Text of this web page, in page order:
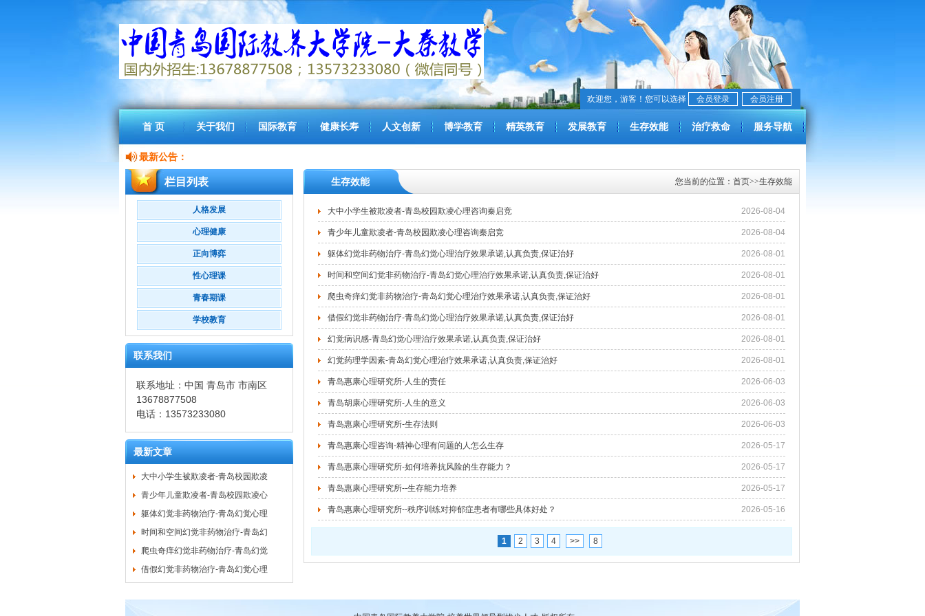
会员注册
会员登录
欢迎您，游客！您可以选择
首 页 关于我们 国际教育 健康长寿 人文创新 博学教育 精英教育 发展教育 生存效能 治疗救命 服务导航
最新公告：
栏目列表
人格发展
心理健康
正向博弈
性心理课
青春期课
学校教育
联系我们
联系地址：中国 青岛市 市南区
13678877508
电话：13573233080
最新文章
大中小学生被欺凌者-青岛校园欺凌
青少年儿童欺凌者-青岛校园欺凌心
躯体幻觉非药物治疗-青岛幻觉心理
时间和空间幻觉非药物治疗-青岛幻
爬虫奇痒幻觉非药物治疗-青岛幻觉
借假幻觉非药物治疗-青岛幻觉心理
您当前的位置： 首页>>生存效能
生存效能
2026-08-04
大中小学生被欺凌者-青岛校园欺凌心理咨询秦启竞
2026-08-04
青少年儿童欺凌者-青岛校园欺凌心理咨询秦启竞
2026-08-01
躯体幻觉非药物治疗-青岛幻觉心理治疗效果承诺,认真负责,保证治好
2026-08-01
时间和空间幻觉非药物治疗-青岛幻觉心理治疗效果承诺,认真负责,保证治好
2026-08-01
爬虫奇痒幻觉非药物治疗-青岛幻觉心理治疗效果承诺,认真负责,保证治好
2026-08-01
借假幻觉非药物治疗-青岛幻觉心理治疗效果承诺,认真负责,保证治好
2026-08-01
幻觉病识感-青岛幻觉心理治疗效果承诺,认真负责,保证治好
2026-08-01
幻觉药理学因素-青岛幻觉心理治疗效果承诺,认真负责,保证治好
2026-06-03
青岛惠康心理研究所-人生的责任
2026-06-03
青岛胡康心理研究所-人生的意义
2026-06-03
青岛惠康心理研究所-生存法则
2026-05-17
青岛惠康心理咨询-精神心理有问题的人怎么生存
2026-05-17
青岛惠康心理研究所-如何培养抗风险的生存能力？
2026-05-17
青岛惠康心理研究所--生存能力培养
2026-05-16
青岛惠康心理研究所--秩序训练对抑郁症患者有哪些具体好处？
1 2 3 4 >> 8